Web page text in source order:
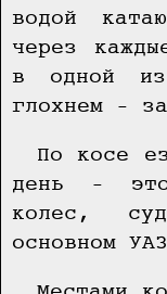
водой
через
в одной
глохнем –
По косе
день –
колес,
основном